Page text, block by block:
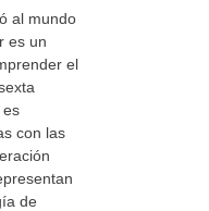
al mundo
es un
el
es
con las
de